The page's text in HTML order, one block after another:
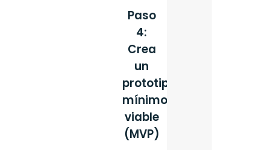
Paso
4:
Crea
un
prototipo
mínimo
viable
(MVP)